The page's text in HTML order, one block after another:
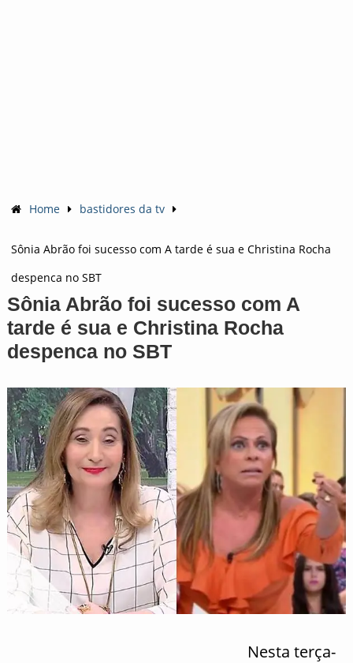
Home bastidores da tv
Sônia Abrão foi sucesso com A tarde é sua e Christina Rocha
despenca no SBT
Sônia Abrão foi sucesso com A
tarde é sua e Christina Rocha
despenca no SBT
Nesta terça-